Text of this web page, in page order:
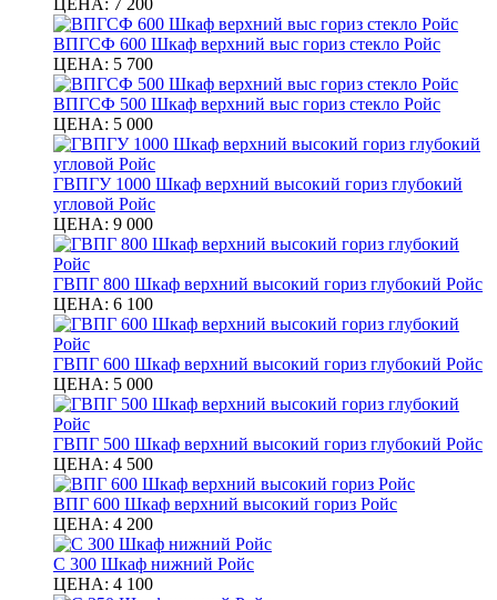
ВПГСФ 600 Шкаф верхний выс гориз стекло Ройс
ЦЕНА: 5 700
ВПГСФ 500 Шкаф верхний выс гориз стекло Ройс
ЦЕНА: 5 000
ГВПГУ 1000 Шкаф верхний высокий гориз глубокий
угловой Ройс
ЦЕНА: 9 000
ГВПГ 800 Шкаф верхний высокий гориз глубокий Ройс
ЦЕНА: 6 100
ГВПГ 600 Шкаф верхний высокий гориз глубокий Ройс
ЦЕНА: 5 000
ГВПГ 500 Шкаф верхний высокий гориз глубокий Ройс
ЦЕНА: 4 500
ВПГ 600 Шкаф верхний высокий гориз Ройс
ЦЕНА: 4 200
С 300 Шкаф нижний Ройс
ЦЕНА: 4 100